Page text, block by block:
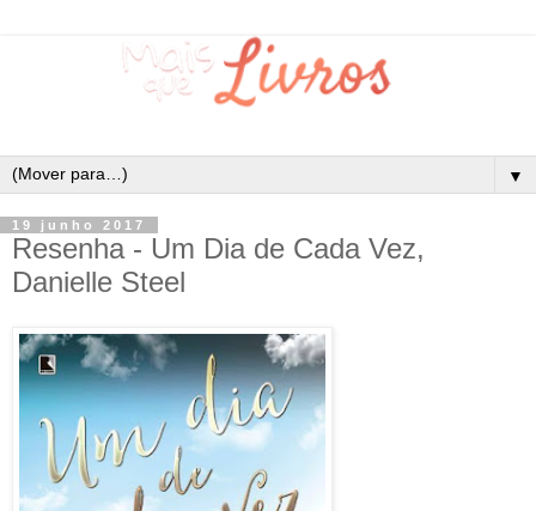
▼
19 junho 2017
Resenha - Um Dia de Cada Vez,
Danielle Steel